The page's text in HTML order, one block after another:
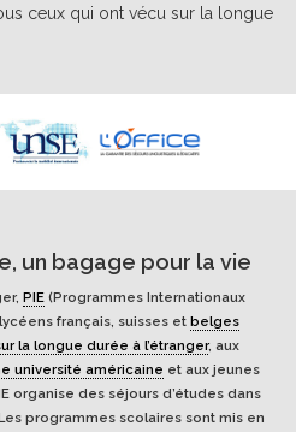
ceux qui ont vécu sur la longue
un bagage pour la vie
PIE (Programmes Internationaux
français, suisses et belges
la longue durée à l’étranger, aux
université américaine et aux jeunes
organise des séjours d’études dans
programmes scolaires sont mis en